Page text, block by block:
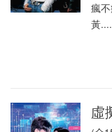
瘋
黃....
虛